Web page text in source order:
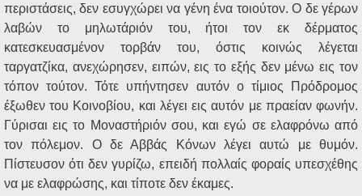
περιστάσεις, δεν εσυγχώρει να γένη ένα τοιούτον. Ο δε γέρων
λαβών το μηλωτάριόν του, ήτοι τον εκ δέρματος
κατεσκευασμένον τορβάν του, όστις κοινώς λέγεται
ταργατζίκα, ανεχώρησεν, ειπών, εις το εξής δεν μένω εις τον
τόπον τούτον. Τότε υπήντησεν αυτόν ο τίμιος Πρόδρομος
έξωθεν του Κοινοβίου, και λέγει εις αυτόν με πραείαν φωνήν.
Γύρισαι εις το Μοναστήριόν σου, και εγώ σε ελαφρόνω από
τον πόλεμον. Ο δε Αββάς Κόνων λέγει αυτώ με θυμόν.
Πίστευσον ότι δεν γυρίζω, επειδή πολλαίς φοραίς υπεσχέθης
να με ελαφρώσης, και τίποτε δεν έκαμες.